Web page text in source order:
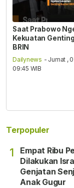
Saat Prabowo
Kekuatan
BRIN
Dailynews - Jumat ,
09:45 WIB
Terpopuler
1
Empat Ribu
Dilakukan
Genjatan
Anak Gugur